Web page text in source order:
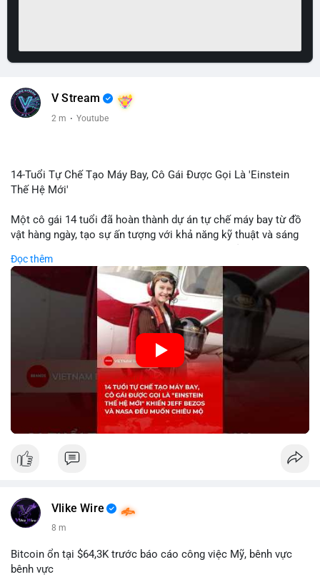
V Stream
2 m · Youtube
14-Tuổi Tự Chế Tạo Máy Bay, Cô Gái Được Gọi Là 'Einstein
Thế Hệ Mới'
Một cô gái 14 tuổi đã hoàn thành dự án tự chế máy bay từ đồ
vật hàng ngày, tạo sự ấn tượng với khả năng kỹ thuật và sáng
trình cô girl thiết kế, sản xuất và thử nghiệm máy bay, được
nhiều người so sánh với trí tuệ của Einstein. Thành tựu này
không chỉ thể hiện khả năng học tập nhanh chóng mà còn thể
hiện tiềm năng của thế hệ trẻ trong lĩnh vực công nghệ. Mặc dù
chưa liên quan trực tiếp đến tài chính hoặc crypto, sự phát
triển của công nghệ mới thường tạo cơ hội đầu tư hoặc ứng
dụng trong các lĩnh vực số hóa.
🎥 Xem video trực tiếp tại:
Nguồn: KIEN THUC KINH TE
Đọc thêm
Vlike Wire
8 m
Bitcoin ổn tại $64,3K trước báo cáo công việc Mỹ, bênh vực
bênh vực